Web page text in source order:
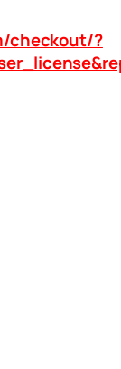
checkout/?